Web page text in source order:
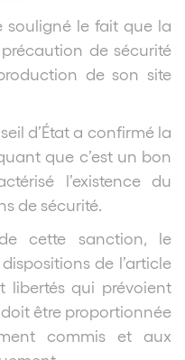
souligné le fait que la
de sécurité
de son site
d’État a confirmé la
que c’est un bon
l’existence du
de sécurité.
cette sanction, le
de l’article
libertés qui prévoient
être proportionnée
commis et aux